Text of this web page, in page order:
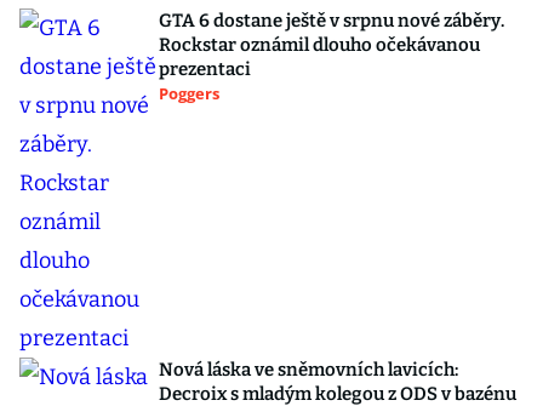
GTA 6 dostane ještě v srpnu nové záběry.
Rockstar oznámil dlouho očekávanou
prezentaci
Poggers
Nová láska ve sněmovních lavicích:
Decroix s mladým kolegou z ODS v bazénu